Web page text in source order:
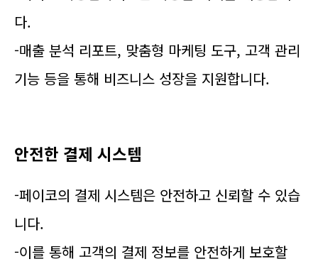
다.
-매출 분석 리포트, 맞춤형 마케팅 도구, 고객 관리
기능 등을 통해 비즈니스 성장을 지원합니다.
안전한 결제 시스템
-페이코의 결제 시스템은 안전하고 신뢰할 수 있습
니다.
-이를 통해 고객의 결제 정보를 안전하게 보호할